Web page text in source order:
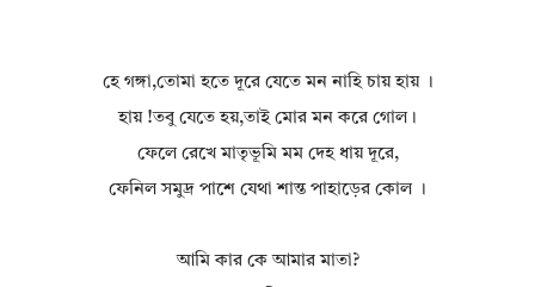
হে গঙ্গা,তোমা হতে দূরে যেতে মন নাহি চায় হায় ।
হায় !তবু যেতে হয়,তাই মোর মন করে গোল।
ফেলে রেখে মাতৃভূমি মম দেহ ধায় দূরে,
ফেনিল সমুদ্র পাশে যেথা শান্ত পাহাড়ের কোল ।
আমি কার কে আমার মাতা?